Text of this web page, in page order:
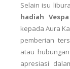
Selain isu
hadiah Vespa
kepada Aura
pemberian
atau
apresiasi